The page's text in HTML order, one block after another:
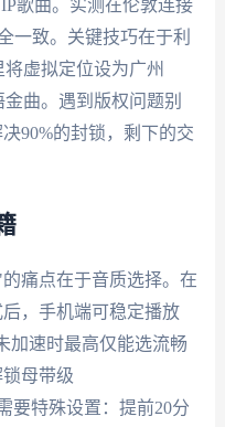
歌曲。实测在伦敦连接
一致。关键技巧在于利
虚拟定位设为广州
曲。遇到版权问题别
90%的封锁，剩下的交
痛点在于音质选择。在
，手机端可稳定播放
加速时最高仅能选流畅
母带级
要特殊设置：提前20分